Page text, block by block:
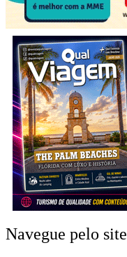
Navegue pelo site